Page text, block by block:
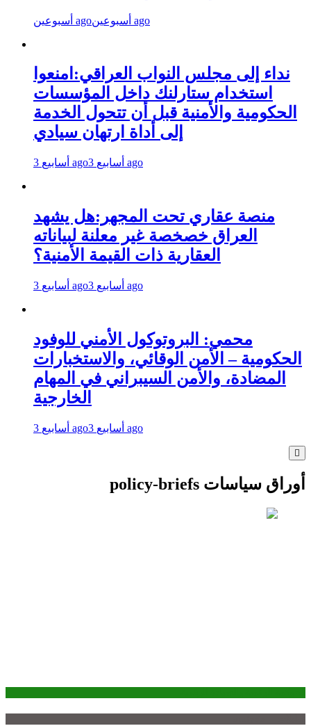
أسبوعين ago أسبوعين ago
نداء إلى مجلس النواب العراقي:امنعوا
استخدام ستارلنك داخل المؤسسات
الحكومية والأمنية قبل أن تتحول الخدمة
إلى أداة ارتهان سيادي
3 أسابيع ago 3 أسابيع ago
منصة عقاري تحت المجهر:هل يشهد
العراق خصخصة غير معلنة لبياناته
العقارية ذات القيمة الأمنية؟
3 أسابيع ago 3 أسابيع ago
محمي: البروتوكول الأمني للوفود
الحكومية – الأمن الوقائي، والاستخبارات
المضادة، والأمن السيبراني في المهام
الخارجية
3 أسابيع ago 3 أسابيع ago
أوراق سياسات policy-briefs